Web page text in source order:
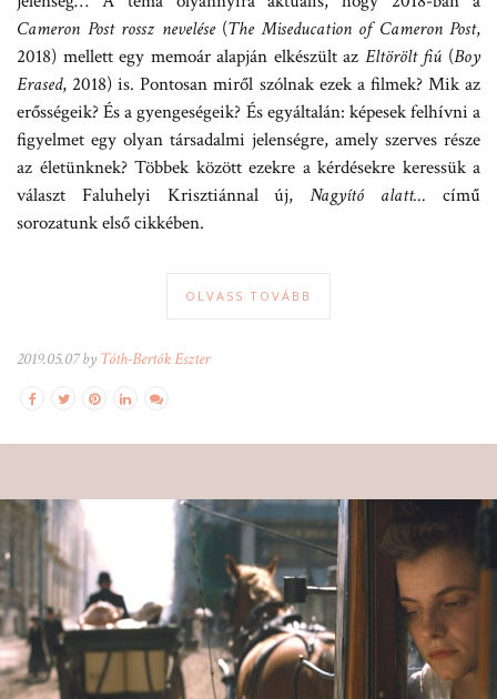
Cameron Post rossz nevelése(The Miseducation of Cameron Post,
2018) mellett egy memoár alapján elkészült az Eltörölt fiú (Boy
Erased, 2018) is. Pontosan miről szólnak ezek a filmek? Mik az
erősségeik? És a gyengeségeik? És egyáltalán: képesek felhívni a
figyelmet egy olyan társadalmi jelenségre, amely szerves része
az életünknek? Többek között ezekre a kérdésekre keressük a
választ Faluhelyi Krisztiánnal új,Nagyító alatt… című
sorozatunk első cikkében.
OLVASS TOVÁBB
2019.05.07 by Tóth-Bertók Eszter